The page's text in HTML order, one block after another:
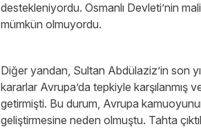
destekleniyordu. Osmanlı Devleti’nin mali
mümkün olmuyordu.
Diğer yandan, Sultan Abdülaziz’in son
kararlar Avrupa’da tepkiyle karşılanmış
getirmişti. Bu durum, Avrupa
geliştirmesine neden olmuştu. Tahta